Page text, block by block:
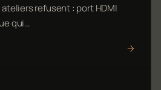
refusent : port HDMI
qui…